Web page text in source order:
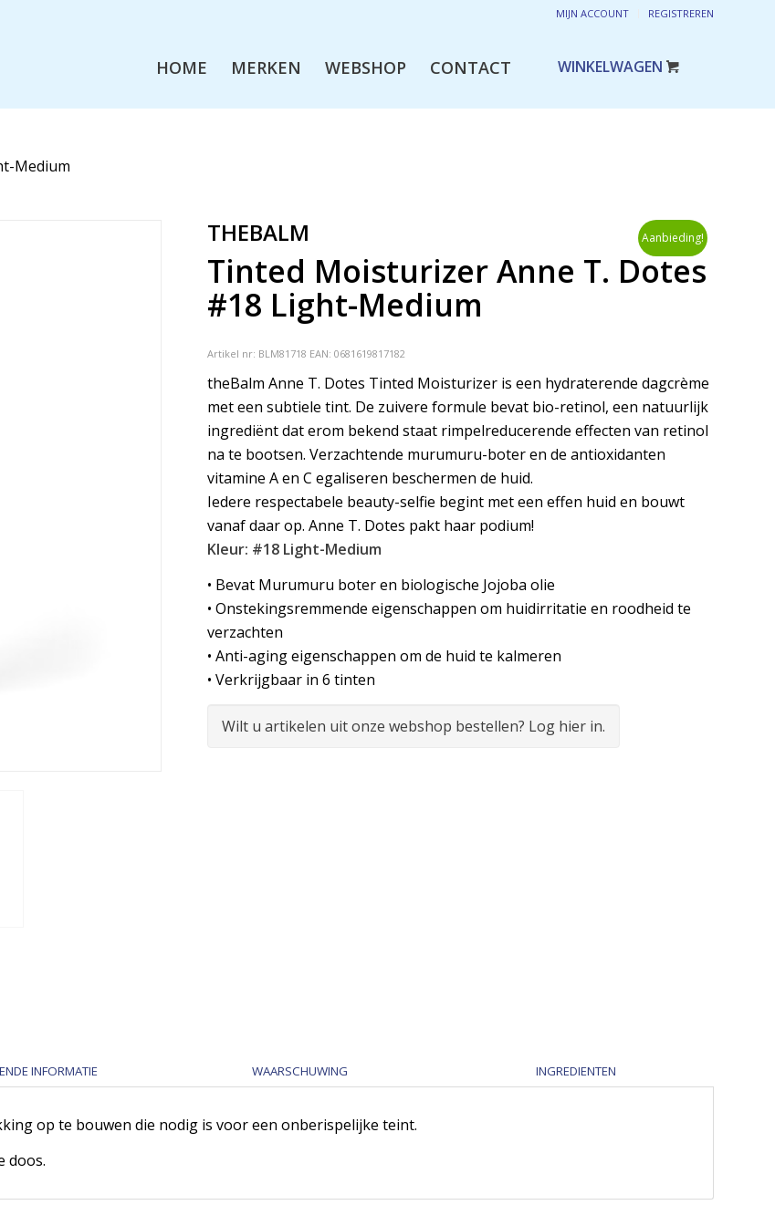
MIJN ACCOUNT REGISTREREN
HOME MERKEN WEBSHOP CONTACT
Medium
Aanbieding!
THEBALM
Tinted Moisturizer Anne T. Dotes
#18 Light-Medium
Artikel nr: BLM81718 EAN: 0681619817182
theBalm Anne T. Dotes Tinted Moisturizer is een hydraterende dagcrème
met een subtiele tint. De zuivere formule bevat bio-retinol, een natuurlijk
ingrediënt dat erom bekend staat rimpelreducerende effecten van retinol
na te bootsen. Verzachtende murumuru-boter en de antioxidanten
vitamine A en C egaliseren beschermen de huid.
Iedere respectabele beauty-selfie begint met een effen huid en bouwt
vanaf daar op. Anne T. Dotes pakt haar podium!
Kleur: #18 Light-Medium
• Bevat Murumuru boter en biologische Jojoba olie
• Onstekingsremmende eigenschappen om huidirritatie en roodheid te
verzachten
• Anti-aging eigenschappen om de huid te kalmeren
• Verkrijgbaar in 6 tinten
Wilt u artikelen uit onze webshop bestellen? Log hier in.
INFORMATIE WAARSCHUWING INGREDIENTEN
op te bouwen die nodig is voor een onberispelijke teint.
doos.